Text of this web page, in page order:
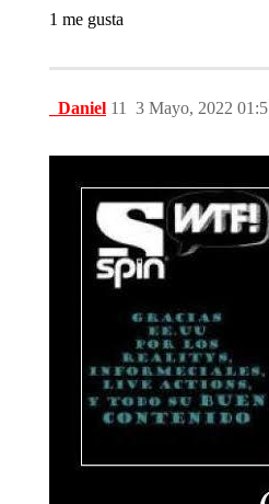
1 me gusta
_Daniel 3 Mayo, 2022
11